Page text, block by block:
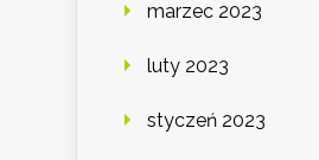
marzec 2023
luty 2023
styczeń 2023